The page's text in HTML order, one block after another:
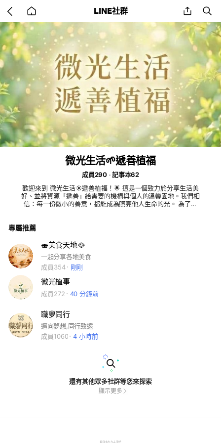
back
to
home
LINE社群 share
微光生活🌱遞善植福
成員290
記事本62
歡迎來到 微光生活☀️遞善植福！🌟 這是一個致力於分享生活美
好、並將資源「遞善」給需要的機構與個人的溫馨園地。我們相
信：每一份微小的善意，都能成為照亮他人生命的光。 為了維
要的對象。 植福： 透過分享與交流，在心中播下善良的種子。
群守則（請務必遵守） 根據 LINE 社群規範及本群運作需求：
【禁止營利廣告】：嚴禁發布未經許可的商業廣告、直銷、投資
連結或色情訊息。 【保持尊重禮貌】：請勿發表歧視、人身攻
擊、政治爭議或煽動性言論。 【資訊正確性】：轉發新聞或募
資訊息前，請先行查證，避免散播假消息。 【個資保護】：為
保護成員隱私，請勿在公眾區域隨意索取或公開他人電話、地址
等個資。 【勿刷頻】：請勿大量發送重複貼圖或訊息，以免影
響他人閱讀。 期待與大家一起植福、傳遞愛。 #微光生活 #遞善
專屬推薦
🍣美食天地🥘
一起分享各地美食
成員354
剛剛
微光植事
成員272 40 分鐘前
職夢同行
邁向夢想,同行致遠
成員1060
4 小時前
還有其他眾多社群等您來探索
顯示更多